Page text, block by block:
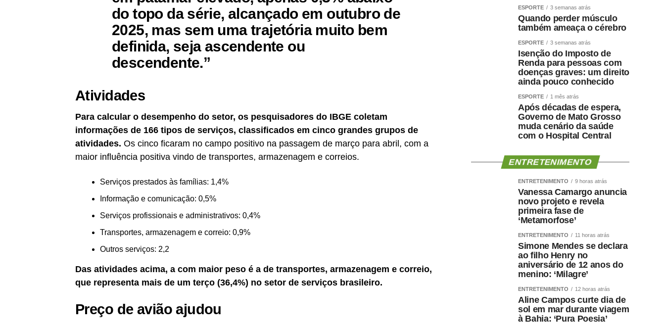
do topo da série, alcançado em outubro de
2025, mas sem uma trajetória muito bem
definida, seja ascendente ou
descendente.”
Atividades
Para calcular o desempenho do setor, os pesquisadores do IBGE coletam
informações de 166 tipos de serviços, classificados em cinco grandes grupos de
atividades. Os cinco ficaram no campo positivo na passagem de março para abril, com a
maior influência positiva vindo de transportes, armazenagem e correios.
Serviços prestados às famílias: 1,4%
Informação e comunicação: 0,5%
Serviços profissionais e administrativos: 0,4%
Transportes, armazenagem e correio: 0,9%
Outros serviços: 2,2
Das atividades acima, a com maior peso é a de transportes, armazenagem e correio,
que representa mais de um terço (36,4%) no setor de serviços brasileiro.
Preço de avião ajudou
ESPORTE 3 semanas atrás
Quando perder músculo
também ameaça o cérebro
ESPORTE 3 semanas atrás
Isenção do Imposto de
Renda para pessoas com
doenças graves: um direito
ainda pouco conhecido
ESPORTE 1 mês atrás
Após décadas de espera,
Governo de Mato Grosso
muda cenário da saúde
com o Hospital Central
ENTRETENIMENTO
ENTRETENIMENTO 9 horas atrás
Vanessa Camargo anuncia
novo projeto e revela
primeira fase de
‘Metamorfose’
ENTRETENIMENTO 11 horas atrás
Simone Mendes se declara
ao filho Henry no
aniversário de 12 anos do
menino: ‘Milagre’
ENTRETENIMENTO 12 horas atrás
Aline Campos curte dia de
sol em mar durante viagem
à Bahia: ‘Pura Poesia’